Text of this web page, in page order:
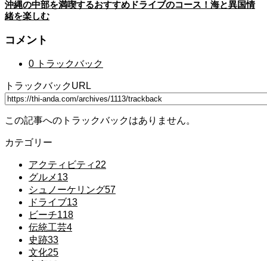
沖縄の中部を満喫するおすすめドライブのコース！海と異国情
緒を楽しむ
コメント
0 トラックバック
トラックバックURL
この記事へのトラックバックはありません。
カテゴリー
アクティビティ 22
グルメ 13
シュノーケリング57
ドライブ13
ビーチ118
伝統工芸4
史跡33
文化25